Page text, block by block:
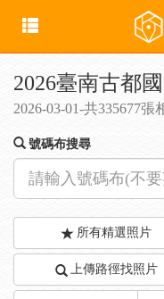
2026臺南古都
2026-03-01-共335677張
號碼布搜尋
所有精選照片
上傳路徑找照片